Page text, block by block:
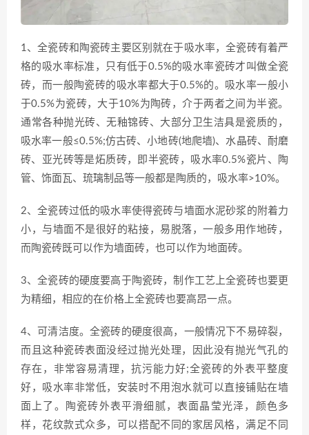
1、全瓷砖和陶瓷砖主要区别就在于吸水率，全瓷砖有着严
格的吸水率标准，只有低于0.5%的吸水率瓷砖才叫做全瓷
砖，而一般陶瓷砖的吸水率都大于0.5%的。吸水率一般小
于0.5%为瓷砖，大于10%为陶砖，介于两者之间为半瓷。
通常各种抛光砖、无釉锦砖、大部分卫生洁具是瓷质的，
吸水率一般≤0.5%;仿古砖、小地砖(地爬墙)、水晶砖、耐磨
砖、亚光砖等是炻质砖，即半瓷砖，吸水率0.5%瓷片、陶
管、饰面瓦、琉璃制品等一般都是陶质的，吸水率>10%。
2、全瓷砖过低的吸水率使得瓷砖与墙面水泥砂浆的附着力
小，与墙面不是很好的粘接，易脱落，一般多用作地砖，
而陶瓷砖既可以作为墙面砖，也可以作为地面砖。
3、全瓷砖的硬度要高于陶瓷砖，制作工艺上全瓷砖也要更
为精细，相应的在价格上全瓷砖也要高昂一点。
4、可清洁度。全瓷砖的硬度很高，一般情况下不易碎裂，
而且这种瓷砖表面没经过抛光处理，因此没有抛光气孔的
存在，非常容易清理，抗污能力好;全瓷砖的外表平整度
好，吸水率非常低，安装时不用泡水就可以直接铺贴在墙
面上了。陶瓷砖外表平滑细腻，表面晶莹光泽，颜色多
样，花纹款式众多，可以搭配不同的家居风格，满足不同